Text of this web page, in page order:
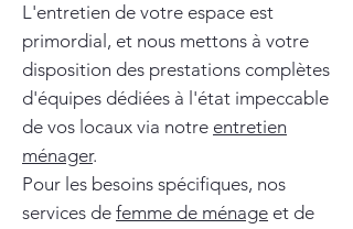
L'entretien de votre espace est
primordial, et nous mettons à votre
disposition des prestations complètes
d'équipes dédiées à l'état impeccable
de vos locaux via notre entretien
ménager.
Pour les besoins spécifiques, nos
services de femme de ménage et de